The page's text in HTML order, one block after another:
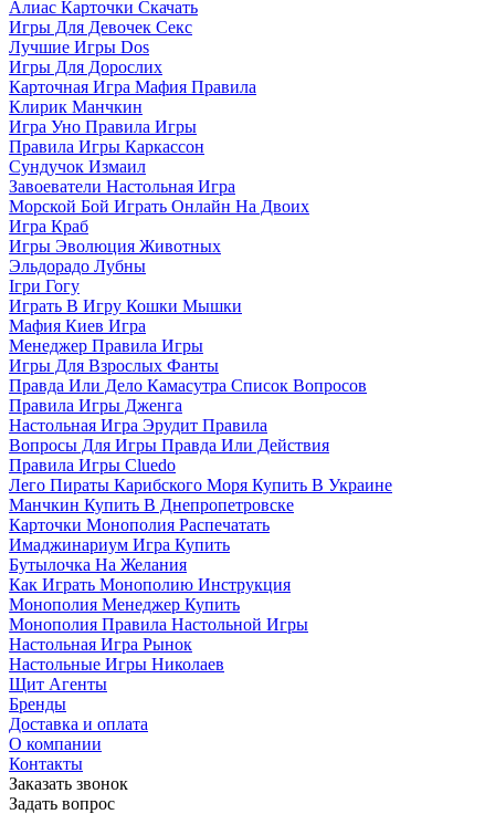
Алиас Карточки Скачать
Игры Для Девочек Секс
Лучшие Игры Dos
Игры Для Дорослих
Карточная Игра Мафия Правила
Клирик Манчкин
Игра Уно Правила Игры
Правила Игры Каркассон
Сундучок Измаил
Завоеватели Настольная Игра
Морской Бой Играть Онлайн На Двоих
Игра Краб
Игры Эволюция Животных
Эльдорадо Лубны
Ігри Гогу
Играть В Игру Кошки Мышки
Мафия Киев Игра
Менеджер Правила Игры
Игры Для Взрослых Фанты
Правда Или Дело Камасутра Список Вопросов
Правила Игры Дженга
Настольная Игра Эрудит Правила
Вопросы Для Игры Правда Или Действия
Правила Игры Cluedo
Лего Пираты Карибского Моря Купить В Украине
Манчкин Купить В Днепропетровске
Карточки Монополия Распечатать
Имаджинариум Игра Купить
Бутылочка На Желания
Как Играть Монополию Инструкция
Монополия Менеджер Купить
Монополия Правила Настольной Игры
Настольная Игра Рынок
Настольные Игры Николаев
Щит Агенты
Бренды
Доставка и оплата
О компании
Контакты
Заказать звонок
Задать вопрос